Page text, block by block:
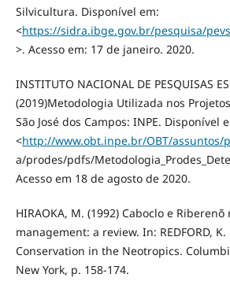
Silvicultura. Disponível em:
<https://sidra.ibge.gov.br/pesquisa/
>. Acesso em: 17 de janeiro. 2020.
INSTITUTO NACIONAL DE PESQUISAS
(2019)Metodologia Utilizada nos Projetos
São José dos Campos: INPE. Disponível
<http://www.obt.inpe.br/OBT/assuntos/
a/prodes/pdfs/
Acesso em 18 de agosto de 2020.
HIRAOKA, M. (1992) Caboclo e
management: a review. In: REDFORD, K.
Conservation in the Neotropics.
New York, p. 158-174.